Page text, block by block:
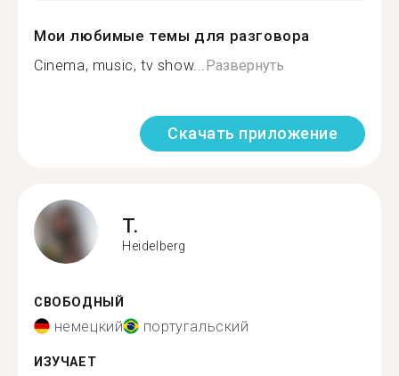
Мои любимые темы для разговора
Cinema, music, tv show...Развернуть
Скачать приложение
T.
Heidelberg
СВОБОДНЫЙ
немецкий португальский
ИЗУЧАЕТ